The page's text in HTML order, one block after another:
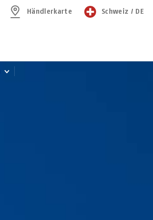
Händlerkarte Schweiz / DE